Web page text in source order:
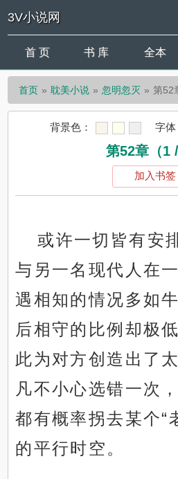
3V小说网
首 页 书 库 全本
首页 耽美小说 忽明忽灭 第52
背景色： 字体
第52章（1 /
加入书签
或许一切皆有安
与另一名现代人在
遇相知的情况多如
后相守的比例却极
此为对方创造出了
凡不小心选错一次
都有概率拐去某个“
的平行时空。